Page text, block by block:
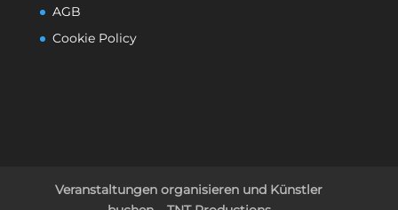
AGB
Cookie Policy
Veranstaltungen organisieren und Künstler